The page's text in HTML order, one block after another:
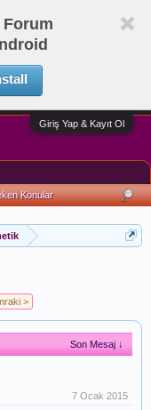
Forum
Giriş Yap & Kayıt Ol
>
Son Mesaj ↓
7 Ocak 2015
Konular